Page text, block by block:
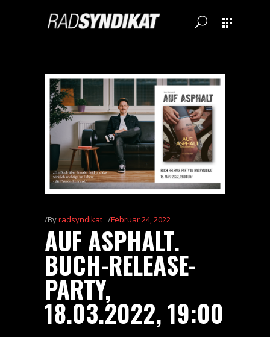
Byradsyndikat Februar 24, 2022
AUF ASPHALT.
BUCH-RELEASE-
PARTY,
18.03.2022, 19:00